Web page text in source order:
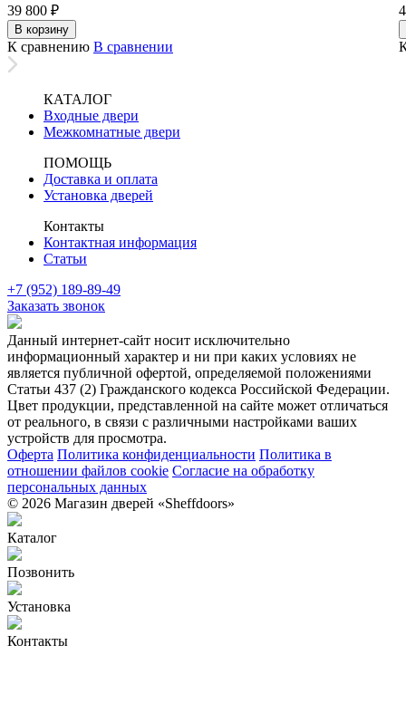
39 800 ₽
В корзину
К сравнению В сравнении
КАТАЛОГ
Входные двери
Межкомнатные двери
ПОМОЩЬ
Доставка и оплата
Установка дверей
Контакты
Контактная информация
Статьи
+7 (952) 189-89-49
Заказать звонок
Данный интернет-сайт носит исключительно
информационный характер и ни при каких условиях не
является публичной офертой, определяемой положениями
Статьи 437 (2) Гражданского кодекса Российской Федерации.
Цвет продукции, представленной на сайте может отличаться
от реального, в связи с различными настройками ваших
устройств для просмотра.
Оферта Политика конфиденциальности Политика в
отношении файлов cookie Согласие на обработку
персональных данных
© 2026 Магазин дверей «Sheffdoors»
Каталог
Позвонить
Установка
Контакты